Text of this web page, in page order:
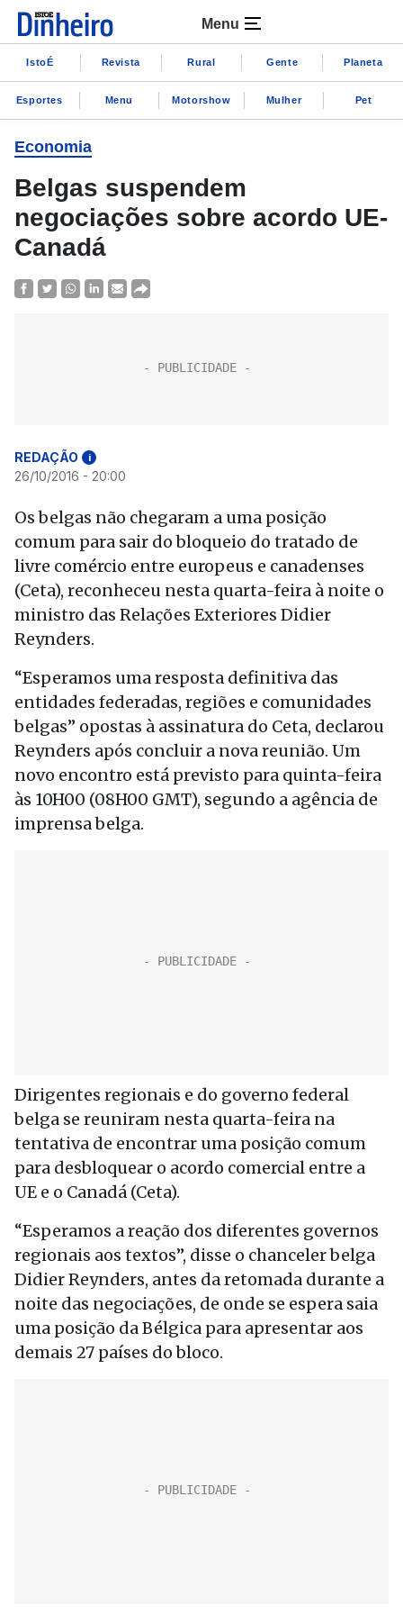
Menu
IstoÉ Revista Rural Gente Planeta
Esportes Menu Motorshow Mulher Pet
Economia
Belgas suspendem
negociações sobre acordo UE-
Canadá
REDAÇÃO i
26/10/2016 - 20:00
Os belgas não chegaram a uma posição
comum para sair do bloqueio do tratado de
livre comércio entre europeus e canadenses
(Ceta), reconheceu nesta quarta-feira à noite o
ministro das Relações Exteriores Didier
Reynders.
“Esperamos uma resposta definitiva das
entidades federadas, regiões e comunidades
belgas” opostas à assinatura do Ceta, declarou
Reynders após concluir a nova reunião. Um
novo encontro está previsto para quinta-feira
às 10H00 (08H00 GMT), segundo a agência de
imprensa belga.
Dirigentes regionais e do governo federal
belga se reuniram nesta quarta-feira na
tentativa de encontrar uma posição comum
para desbloquear o acordo comercial entre a
UE e o Canadá (Ceta).
“Esperamos a reação dos diferentes governos
regionais aos textos”, disse o chanceler belga
Didier Reynders, antes da retomada durante a
noite das negociações, de onde se espera saia
uma posição da Bélgica para apresentar aos
demais 27 países do bloco.